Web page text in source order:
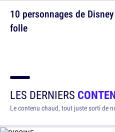
10 personnages de
folle
LES DERNIERS
Le contenu chaud, tout juste sorti de